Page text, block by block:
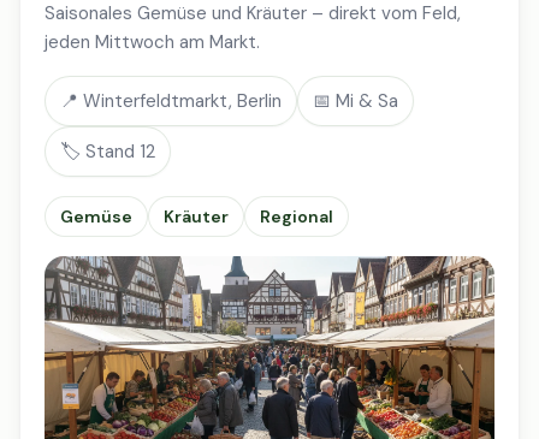
Saisonales Gemüse und Kräuter – direkt vom Feld,
jeden Mittwoch am Markt.
📍 Winterfeldtmarkt, Berlin 📅 Mi & Sa
🏷️ Stand 12
Gemüse Kräuter Regional